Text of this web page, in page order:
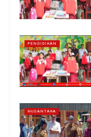
PENDIDIKAN
NUSANTARA